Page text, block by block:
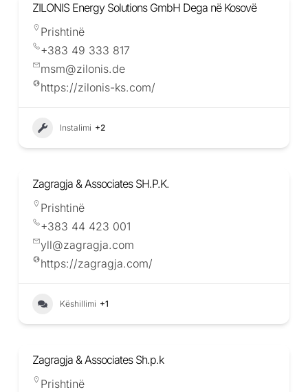
ZILONIS Energy Solutions GmbH Dega në Kosovë
Prishtinë
+383 49 333 817
msm@zilonis.de
https://zilonis-ks.com/
Instalimi +2
Zagragja & Associates SH.P.K.
Prishtinë
+383 44 423 001
yll@zagragja.com
https://zagragja.com/
Këshillimi +1
Zagragja & Associates Sh.p.k
Prishtinë